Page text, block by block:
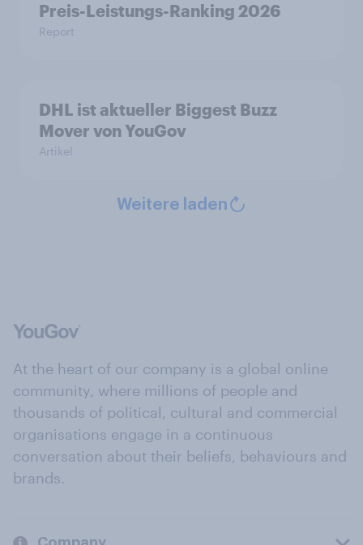
Preis-Leistungs-Ranking 2026
Report
DHL ist aktueller Biggest Buzz
Mover von YouGov
Artikel
Weitere laden
At the heart of our company is a global online
community, where millions of people and
thousands of political, cultural and commercial
organisations engage in a continuous
conversation about their beliefs, behaviours and
brands.